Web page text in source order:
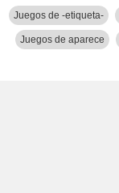
Juegos de -etiqueta-
Juegos de aparece